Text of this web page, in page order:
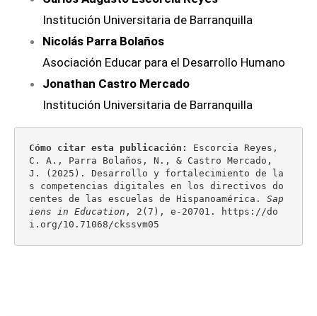
Institución Universitaria de Barranquilla
Nicolás Parra Bolaños
Asociación Educar para el Desarrollo Humano
Jonathan Castro Mercado
Institución Universitaria de Barranquilla
Cómo citar esta publicación: Escorcia Reyes,
C. A., Parra Bolaños, N., & Castro Mercado,
J. (2025). Desarrollo y fortalecimiento de la
s competencias digitales en los directivos do
centes de las escuelas de Hispanoamérica. Sap
iens in Education , 2(7), e-20701. https://do
i.org/10.71068/ckssvm05